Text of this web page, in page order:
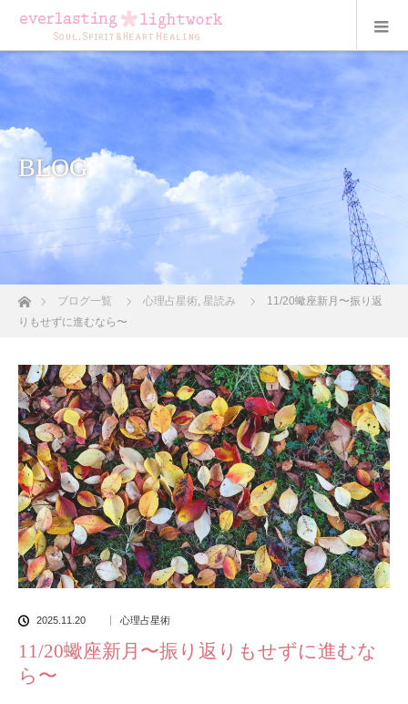
BLOG
ホームブログ一覧 心理占星術, 星読み
11/20蠍座新月〜振り返
りもせずに進むなら〜
2025.11.20 心理占星術
11/20蠍座新月〜振り返りもせずに進むな
ら〜